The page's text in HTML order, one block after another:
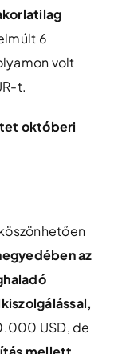
6
volt
t.
októberi
az
USD, de